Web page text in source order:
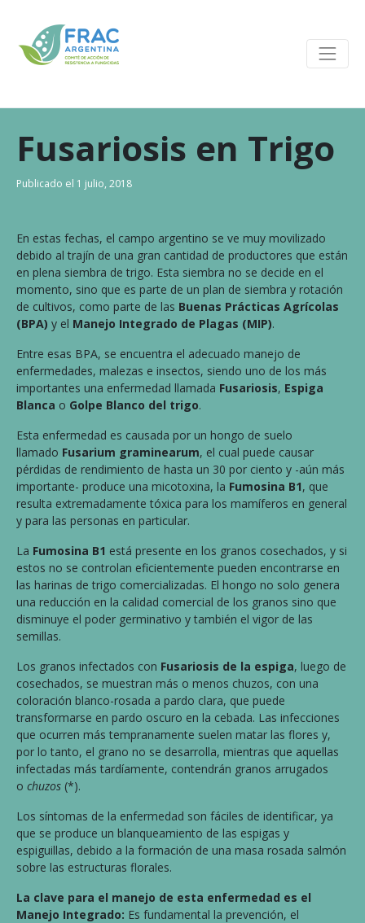
Fusariosis en Trigo
Publicado el 1 julio, 2018
En estas fechas, el campo argentino se ve muy movilizado
debido al trajín de una gran cantidad de productores que están
en plena siembra de trigo. Esta siembra no se decide en el
momento, sino que es parte de un plan de siembra y rotación
de cultivos, como parte de las Buenas Prácticas Agrícolas
(BPA) y el Manejo Integrado de Plagas (MIP).
Entre esas BPA, se encuentra el adecuado manejo de
enfermedades, malezas e insectos, siendo uno de los más
importantes una enfermedad llamada Fusariosis, Espiga
Blanca o Golpe Blanco del trigo.
Esta enfermedad es causada por un hongo de suelo
llamado Fusarium graminearum, el cual puede causar
pérdidas de rendimiento de hasta un 30 por ciento y -aún más
importante- produce una micotoxina, la Fumosina B1, que
resulta extremadamente tóxica para los mamíferos en general
y para las personas en particular.
La Fumosina B1 está presente en los granos cosechados, y si
estos no se controlan eficientemente pueden encontrarse en
las harinas de trigo comercializadas. El hongo no solo genera
una reducción en la calidad comercial de los granos sino que
disminuye el poder germinativo y también el vigor de las
semillas.
Los granos infectados con Fusariosis de la espiga, luego de
cosechados, se muestran más o menos chuzos, con una
coloración blanco-rosada a pardo clara, que puede
transformarse en pardo oscuro en la cebada. Las infecciones
que ocurren más tempranamente suelen matar las flores y,
por lo tanto, el grano no se desarrolla, mientras que aquellas
infectadas más tardíamente, contendrán granos arrugados
o chuzos (*).
Los síntomas de la enfermedad son fáciles de identificar, ya
que se produce un blanqueamiento de las espigas y
espiguillas, debido a la formación de una masa rosada salmón
sobre las estructuras florales.
La clave para el manejo de esta enfermedad es el
Manejo Integrado: Es fundamental la prevención, el